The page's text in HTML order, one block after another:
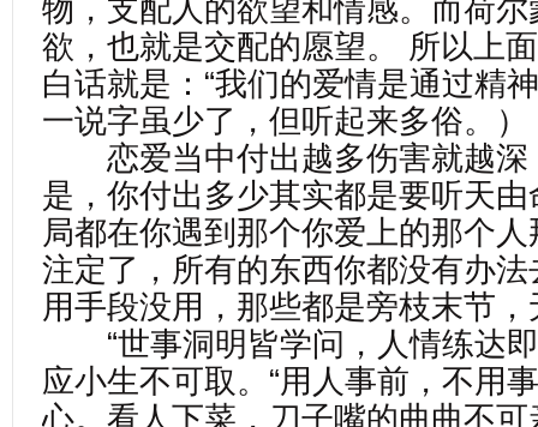
物，支配人的欲望和情感。而荷
欲，也就是交配的愿望。 所以上
白话就是：“我们的爱情是通过精
一说字虽少了，但听起来多俗。）
恋爱当中付出越多伤害就越深
是，你付出多少其实都是要听天
局都在你遇到那个你爱上的那个
注定了，所有的东西你都没有办
用手段没用，那些都是旁枝末节
“世事洞明皆学问，人情练达即
应小生不可取。“用人事前，不用
心。看人下菜，刀子嘴的曲曲不可